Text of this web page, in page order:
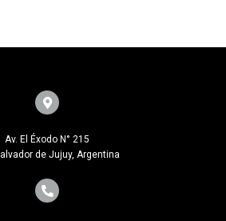
Av. El Éxodo N° 215
de Jujuy, Argentina